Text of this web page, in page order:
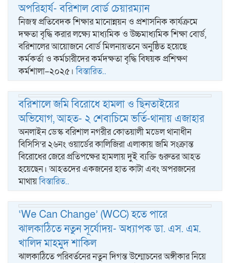
অপরিহার্য- বরিশাল বোর্ড চেয়ারম্যান
নিজস্ব প্রতিবেদক শিক্ষার মানোন্নয়ন ও প্রশাসনিক কার্যক্রমে
দক্ষতা বৃদ্ধি করার লক্ষ্যে মাধ্যমিক ও উচ্চমাধ্যমিক শিক্ষা বোর্ড,
বরিশালের আয়োজনে বোর্ড মিলনায়তনে অনুষ্ঠিত হয়েছে
কর্মকর্তা ও কর্মচারীদের কর্মদক্ষতা বৃদ্ধি বিষয়ক প্রশিক্ষণ
কর্মশালা–২০২৫।বিস্তারিত..
বরিশালে জমি বিরোধে হামলা ও ছিনতাইয়ের
অভিযোগ, আহত- ২ শেবাচিমে ভর্তি-থানায় এজাহার
অনলাইন ডেস্ক বরিশাল নগরীর কোতয়ালী মডেল থানাধীন
বিসিসি’র ২৬নং ওয়ার্ডের কালিজিরা এলাকায় জমি সংক্রান্ত
বিরোধের জেরে প্রতিপক্ষের হামলায় দুই ব্যক্তি গুরুতর আহত
হয়েছেন। আহতদের একজনের হাত কাটা এবং অপরজনের
মাথায়বিস্তারিত..
‘We Can Change’ (WCC) হতে পারে
ঝালকাঠিতে নতুন সূর্যোদয়- অধ্যাপক ডা. এস. এম.
খালিদ মাহমুদ শাকিল
ঝালকাঠিতে পরিবর্তনের নতুন দিগন্ত উন্মোচনের অঙ্গীকার নিয়ে